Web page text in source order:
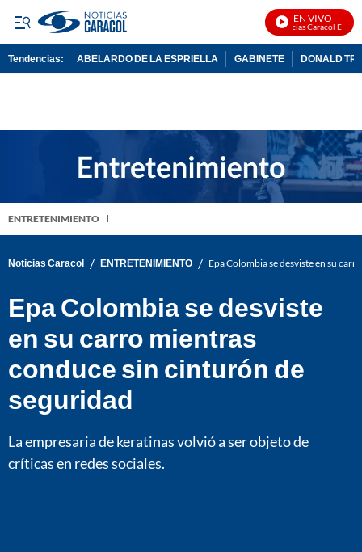
EN VIVO
Noticias Caracol En Vivo
Tendencias: ABELARDO DE LA ESPRIELLA GABINETE DONALD
ENTRETENIMIENTO
Noticias Caracol / ENTRETENIMIENTO / Epa Colombia se desviste en su
Epa Colombia se desviste
en su carro mientras
conduce sin cinturón de
seguridad
La empresaria de keratinas volvió a ser objeto de
críticas en redes sociales.